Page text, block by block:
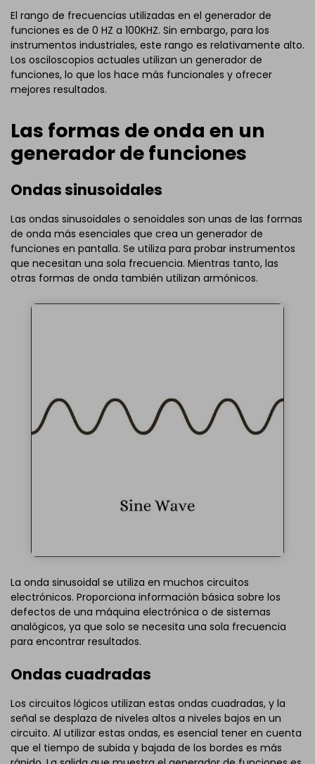
El rango de frecuencias utilizadas en el generador de
funciones es de 0 HZ a 100KHZ. Sin embargo, para los
instrumentos industriales, este rango es relativamente alto.
Los osciloscopios actuales utilizan un generador de
funciones, lo que los hace más funcionales y ofrecer
mejores resultados.
Las formas de onda en un
generador de funciones
Ondas sinusoidales
Las ondas sinusoidales o senoidales son unas de las formas
de onda más esenciales que crea un generador de
funciones en pantalla. Se utiliza para probar instrumentos
que necesitan una sola frecuencia. Mientras tanto, las
otras formas de onda también utilizan armónicos.
La onda sinusoidal se utiliza en muchos circuitos
electrónicos. Proporciona información básica sobre los
defectos de una máquina electrónica o de sistemas
analógicos, ya que solo se necesita una sola frecuencia
para encontrar resultados.
Ondas cuadradas
Los circuitos lógicos utilizan estas ondas cuadradas, y la
señal se desplaza de niveles altos a niveles bajos en un
circuito. Al utilizar estas ondas, es esencial tener en cuenta
que el tiempo de subida y bajada de los bordes es más